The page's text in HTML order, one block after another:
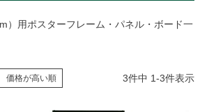
）用ポスターフレーム・パネル・ボード一
価格が高い順 3件中 1-3件表示